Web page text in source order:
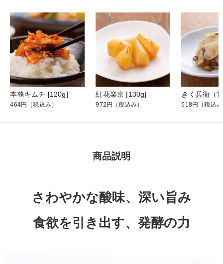
本格キムチ [120g]
464円 （税込み）
紅花楽京 [130g]
972円 （税込み） 518円 （税込
商品説明
さわやかな酸味、深い旨み
食欲を引き出す、発酵の力